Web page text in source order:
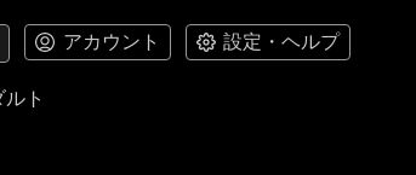
アカウント 設定・ヘルプ
ルト